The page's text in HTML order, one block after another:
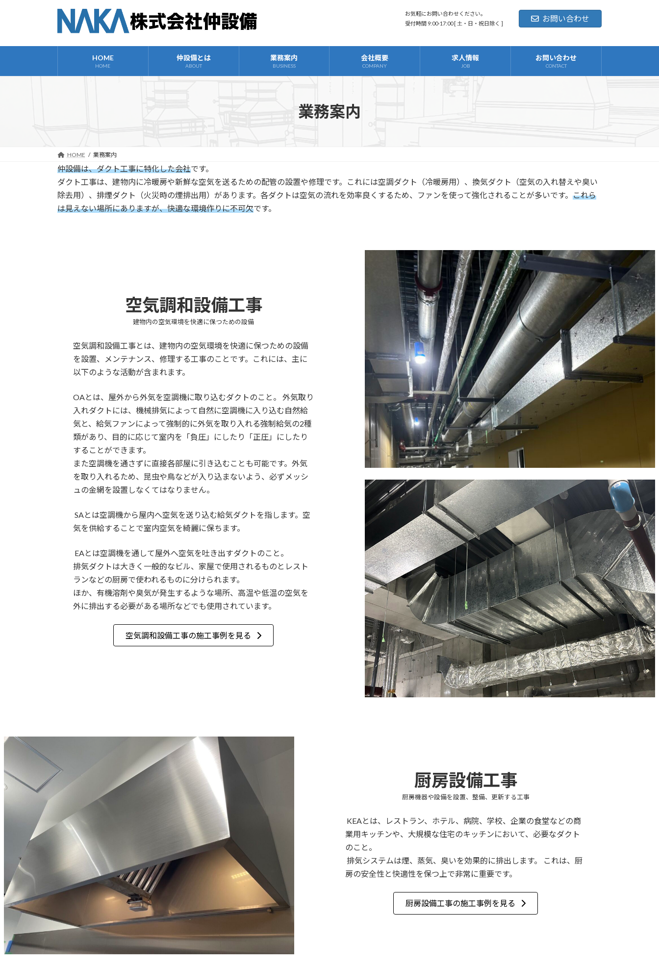
ス
ン
お気軽にお問い合わせください。
受付時間 9:00-17:00 [ 土・日・祝日除く ]
お問い合わせ
HOME
HOME
仲設備とは
ABOUT
業務案内
BUSINESS
会社概要
COMPANY
求人情報
JOB
お問い合わせ
CONTACT
業務案内
HOME 業務案内
仲設備は、ダクト工事に特化した会社です。
ダクト工事は、建物内に冷暖房や新鮮な空気を送るための配管の設置や修理です。これには空調ダクト（冷暖房用）、換気ダクト（空気の入れ替えや臭い
除去用）、排煙ダクト（火災時の煙排出用）があります。各ダクトは空気の流れを効率良くするため、ファンを使って強化されることが多いです。 これら
は見えない場所にありますが、快適な環境作りに不可欠です。
空気調和設備工事
建物内の空気環境を快適に保つための設備
空気調和設備工事とは、建物内の空気環境を快適に保つための設備
を設置、メンテナンス、修理する工事のことです。これには、主に
以下のような活動が含まれます。
OAとは、屋外から外気を空調機に取り込むダクトのこと。 外気取り
入れダクトには、機械排気によって自然に空調機に入り込む自然給
気と、給気ファンによって強制的に外気を取り入れる強制給気の2種
類があり、目的に応じて室内を「負圧」にしたり「正圧」にしたり
することができます。
また空調機を通さずに直接各部屋に引き込むことも可能です。外気
を取り入れるため、昆虫や鳥などが入り込まないよう、必ずメッシ
ュの金網を設置しなくてはなりません。
SAとは空調機から屋内へ空気を送り込む給気ダクトを指します。空
気を供給することで室内空気を綺麗に保ちます。
EAとは空調機を通して屋外へ空気を吐き出すダクトのこと。
排気ダクトは大きく一般的なビル、家屋で使用されるものとレスト
ランなどの厨房で使われるものに分けられます。
ほか、有機溶剤や臭気が発生するような場所、高温や低温の空気を
外に排出する必要がある場所などでも使用されています。
空気調和設備工事の施工事例を見る
厨房設備工事
厨房機器や設備を設置、整備、更新する工事
KEAとは、レストラン、ホテル、病院、学校、企業の食堂などの商
業用キッチンや、大規模な住宅のキッチンにおいて、必要なダクト
のこと。
排気システムは煙、蒸気、臭いを効果的に排出します。 これは、厨
房の安全性と快適性を保つ上で非常に重要です。
厨房設備工事の施工事例を見る